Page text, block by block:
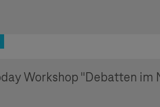
Workshop "Debatten im